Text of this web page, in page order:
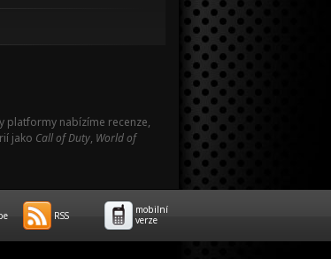
platformy nabízíme recenze,
jako Call of Duty, World of
RSS
mobilní
verze